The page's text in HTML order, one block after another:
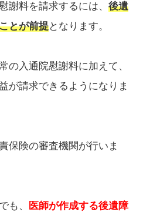
謝料を請求するには、 後遺
とが前提となります。
の入通院慰謝料に加えて、
が請求できるようになりま
保険の審査機関が行いま
も、
医師が作成する後遺障